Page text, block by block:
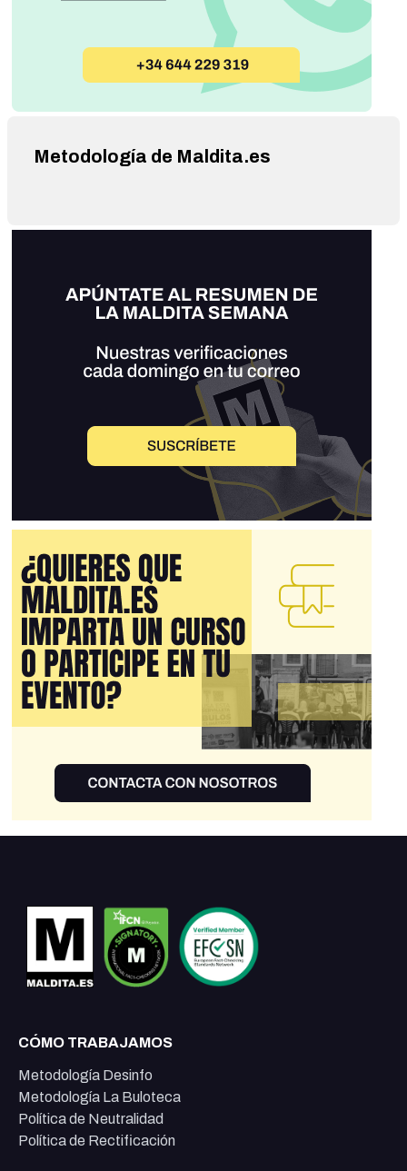
Metodología de Maldita.es
CÓMO TRABAJAMOS
Metodología Desinfo
Metodología La Buloteca
Política de Neutralidad
Política de Rectificación